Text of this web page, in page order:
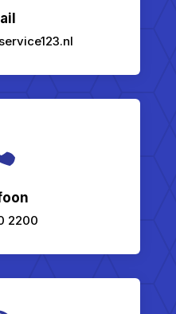
2200